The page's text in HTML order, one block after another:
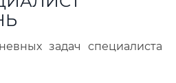
задач специалиста